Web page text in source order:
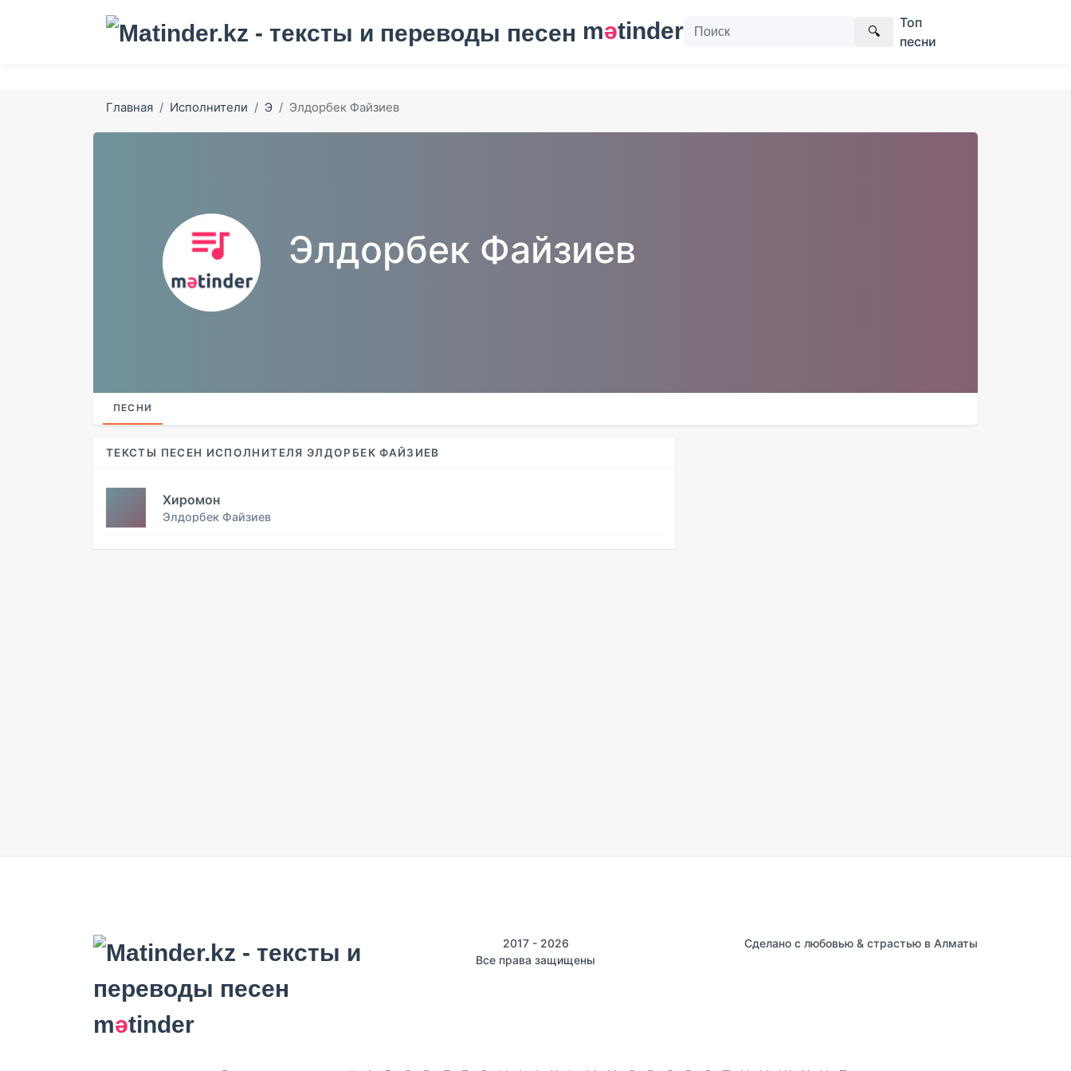
mәtinder 🔍
Топ
песни
Главная Исполнители Э Элдорбек Файзиев
Элдорбек Файзиев
ПЕСНИ
ТЕКСТЫ ПЕСЕН ИСПОЛНИТЕЛЯ ЭЛДОРБЕК ФАЙЗИЕВ
Хиромон
Элдорбек Файзиев
mәtinder
2017 - 2026
Все права защищены
Сделано с любовью & страстью в Алматы